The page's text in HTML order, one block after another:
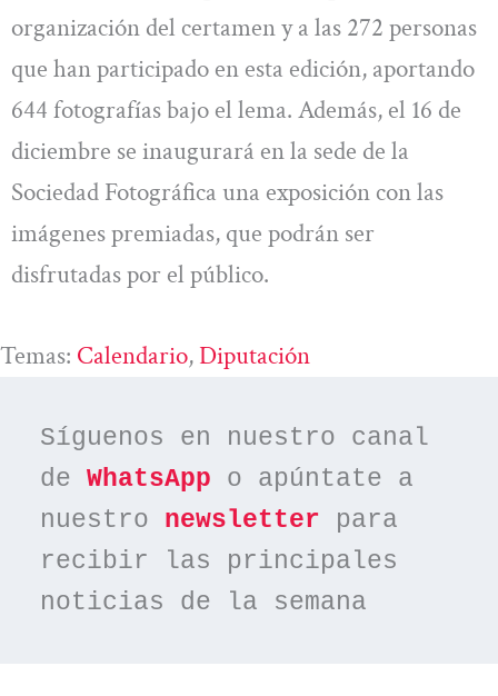
organización del certamen y a las 272 personas
que han participado en esta edición, aportando
644 fotografías bajo el lema. Además, el 16 de
diciembre se inaugurará en la sede de la
Sociedad Fotográfica una exposición con las
imágenes premiadas, que podrán ser
disfrutadas por el público.
Temas: Calendario, Diputación
Síguenos en nuestro canal
de WhatsApp o apúntate a
nuestro newsletter para
recibir las principales
noticias de la semana